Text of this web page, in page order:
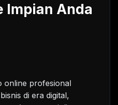
Impian Anda
online profesional
di era digital,